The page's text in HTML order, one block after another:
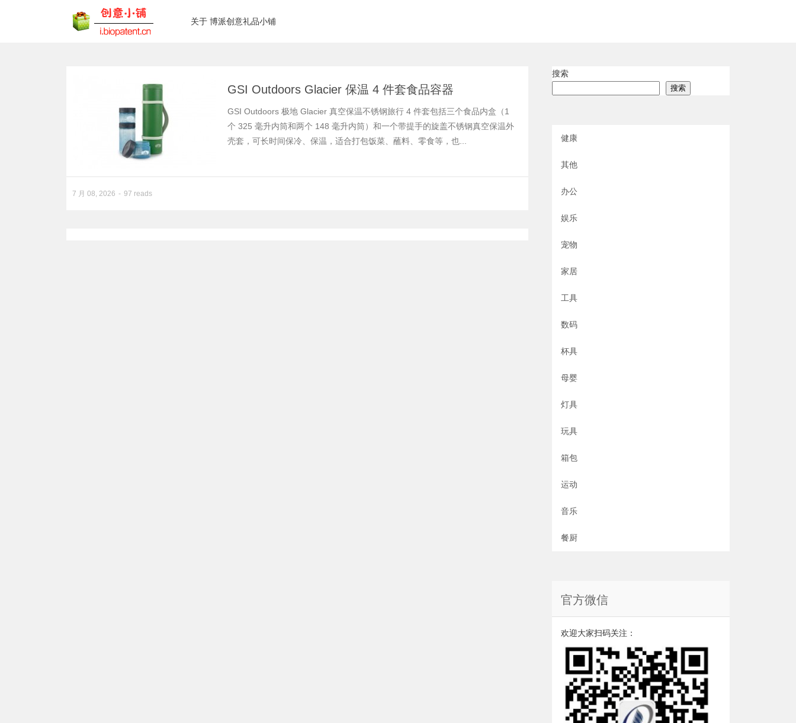
关于 博派创意礼品小铺
GSI Outdoors Glacier 保温 4 件套食品容器
GSI Outdoors 极地 Glacier 真空保温不锈钢旅行 4 件套包括三个食品内盒（1
个 325 毫升内筒和两个 148 毫升内筒）和一个带提手的旋盖不锈钢真空保温外
壳套，可长时间保冷、保温，适合打包饭菜、蘸料、零食等，也...
7 月 08, 2026 97 reads
搜索
搜索
健康
其他
办公
娱乐
宠物
家居
工具
数码
杯具
母婴
灯具
玩具
箱包
运动
音乐
餐厨
官方微信
欢迎大家扫码关注：